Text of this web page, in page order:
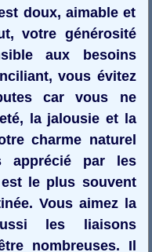
doux, aimable et
votre générosité
aux besoins
vous évitez
car vous ne
la jalousie et la
charme naturel
apprécié par les
le plus souvent
Vous aimez la
les liaisons
nombreuses. Il